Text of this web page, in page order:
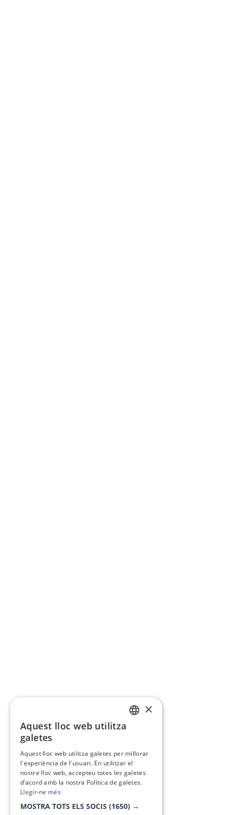
×
Aquest lloc web utilitza
galetes
Aquest lloc web utilitza galetes per millorar
l'experiència de l'usuari. En utilitzar el
nostre lloc web, accepteu totes les galetes
d’acord amb la nostra Política de galetes.
Llegir-ne més
MOSTRA TOTS ELS SOCIS (1650) →